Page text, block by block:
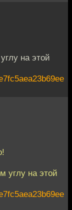
на этой
углу на этой